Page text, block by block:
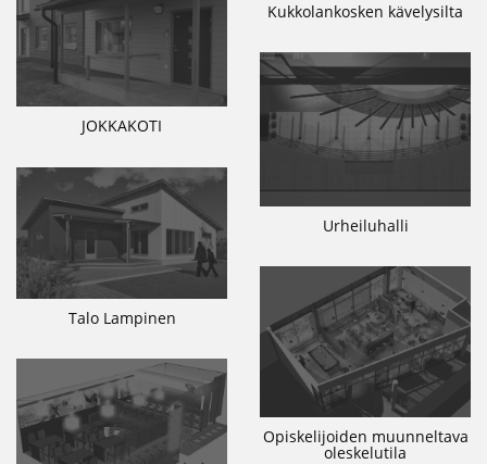
Kukkolankosken kävelysilta
JOKKAKOTI
Urheiluhalli
Talo Lampinen
Opiskelijoiden muunneltava
oleskelutila